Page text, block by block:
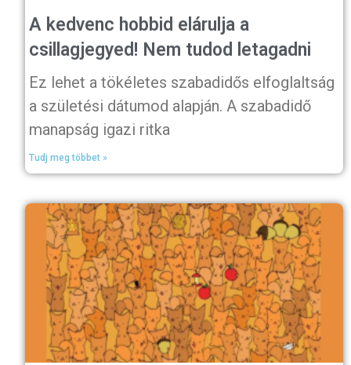
A kedvenc hobbid elárulja a
csillagjegyed! Nem tudod letagadni
Ez lehet a tökéletes szabadidős elfoglaltság
a születési dátumod alapján. A szabadidő
manapság igazi ritka
Tudj meg többet »